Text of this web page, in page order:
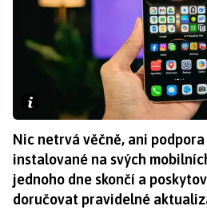
Nic netrvá věčně, ani
instalované na svých
jednoho dne skončí a
doručovat pravidelné